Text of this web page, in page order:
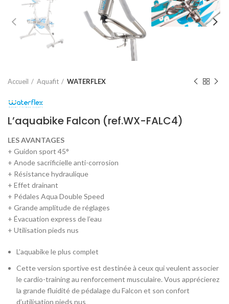
Accueil Aquafit WATERFLEX
L’aquabike Falcon (ref.WX-FALC4)
LES AVANTAGES
+ Guidon sport 45°
+ Anode sacrificielle anti-corrosion
+ Résistance hydraulique
+ Effet drainant
+ Pédales Aqua Double Speed
+ Grande amplitude de réglages
+ Évacuation express de l’eau
+ Utilisation pieds nus
L’aquabike le plus complet
Cette version sportive est destinée à ceux qui veulent associer
le cardio-training au renforcement musculaire. Vous apprécierez
la grande fluidité de pédalage du Falcon et son confort
d’utilisation pieds nus